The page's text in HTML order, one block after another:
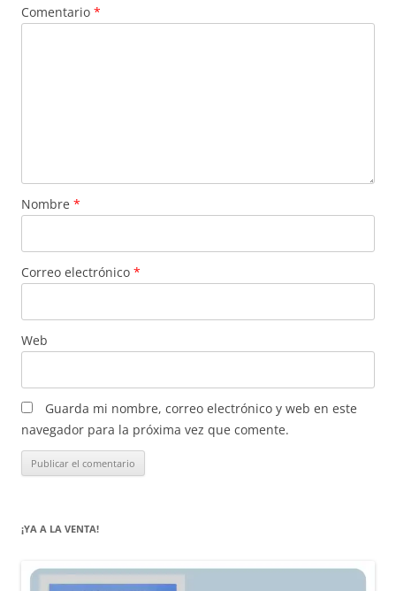
Comentario *
Nombre *
Correo electrónico *
Web
Guarda mi nombre, correo electrónico y web en este
navegador para la próxima vez que comente.
¡YA A LA VENTA!